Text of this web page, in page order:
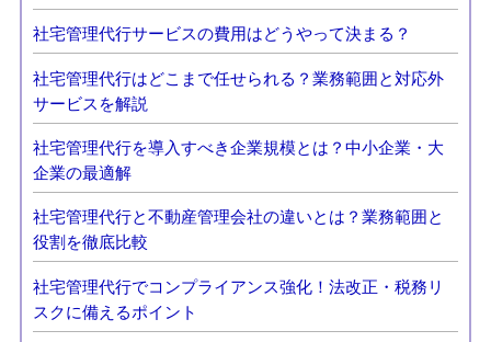
社宅管理代行サービスの費用はどうやって決まる？
社宅管理代行はどこまで任せられる？業務範囲と対応外
サービスを解説
社宅管理代行を導入すべき企業規模とは？中小企業・大
企業の最適解
社宅管理代行と不動産管理会社の違いとは？業務範囲と
役割を徹底比較
社宅管理代行でコンプライアンス強化！法改正・税務リ
スクに備えるポイント